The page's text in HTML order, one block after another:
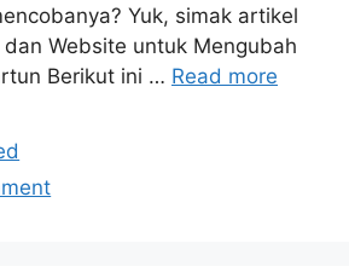
Yuk, simak artikel
Website untuk Mengubah
Berikut ini … Read more